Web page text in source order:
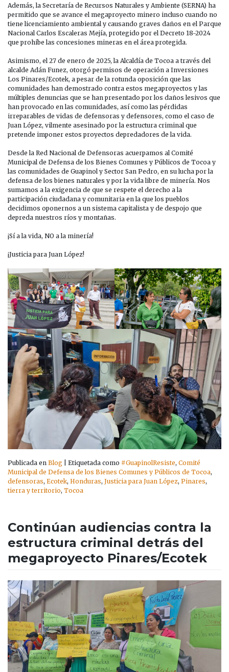
Además, la Secretaría de Recursos Naturales y Ambiente (SERNA) ha
permitido que se avance el megaproyecto minero incluso cuando no
tiene licenciamiento ambiental y causando graves daños en el Parque
Nacional Carlos Escaleras Mejía, protegido por el Decreto 18-2024
que prohíbe las concesiones mineras en el área protegida.
Asimismo, el 27 de enero de 2025, la Alcaldía de Tocoa a través del
alcalde Adán Funez, otorgó permisos de operación a Inversiones
Los Pinares/Ecotek, a pesar de la rotunda oposición que las
comunidades han demostrado contra estos megaproyectos y las
múltiples denuncias que se han presentado por los daños lesivos que
han provocado en las comunidades, así como las pérdidas
irreparables de vidas de defensoras y defensores, como el caso de
Juan López, vilmente asesinado por la estructura criminal que
pretende imponer estos proyectos depredadores de la vida.
Desde la Red Nacional de Defensoras acuerpamos al Comité
Municipal de Defensa de los Bienes Comunes y Públicos de Tocoa y
las comunidades de Guapinol y Sector San Pedro, en su lucha por la
defensa de los bienes naturales y por la vida libre de minería. Nos
sumamos a la exigencia de que se respete el derecho a la
participación ciudadana y comunitaria en la que los pueblos
decidimos oponernos a un sistema capitalista y de despojo que
depreda nuestros ríos y montañas.
¡Sí a la vida, NO a la minería!
¡Justicia para Juan López!
Publicada en Blog Etiquetada como #GuapinolResiste, Comité
Municipal de Defensa de los Bienes Comunes y Públicos de Tocoa,
defensoras, Ecotek, Honduras, Justicia para Juan López, Pinares,
tierra y territorio, Tocoa
Continúan audiencias contra la
estructura criminal detrás del
megaproyecto Pinares/Ecotek